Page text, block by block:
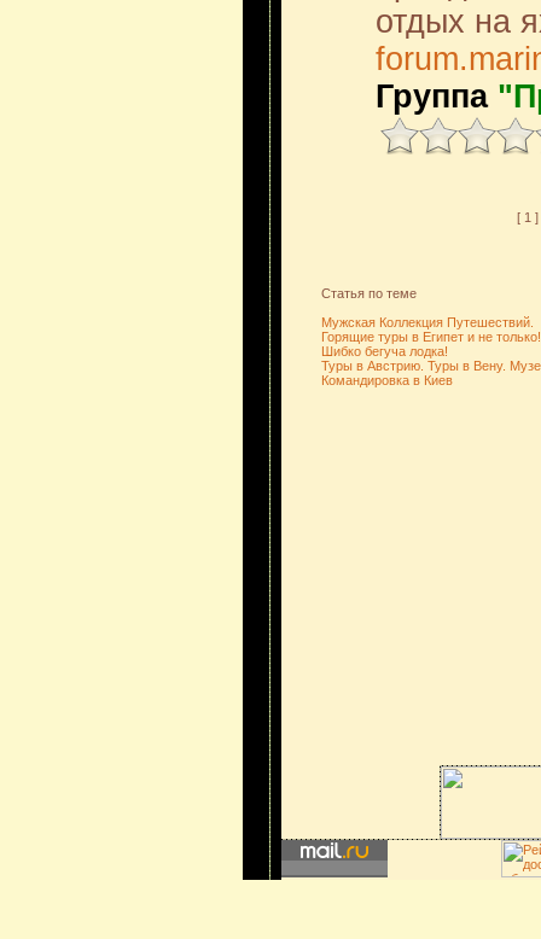
отдых на
Группа
[ 1 ]
Статья по теме
Мужская Коллекция Путешествий.
Горящие туры в Египет и не только!
Шибко бегуча лодка!
Туры в Австрию. Туры в Вену.
Командировка в Киев